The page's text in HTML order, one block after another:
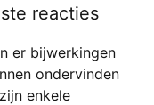
reacties
er bijwerkingen
ondervinden
enkele